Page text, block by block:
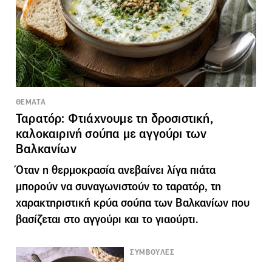
ΘΕΜΑΤΑ
Ταρατόρ: Φτιάχνουμε τη δροσιστική,
καλοκαιρινή σούπα με αγγούρι των
Βαλκανίων
Όταν η θερμοκρασία ανεβαίνει λίγα πιάτα
μπορούν να συναγωνιστούν το ταρατόρ, τη
χαρακτηριστική κρύα σούπα των Βαλκανίων που
βασίζεται στο αγγούρι και το γιαούρτι.
ΣΥΜΒΟΥΛΕΣ